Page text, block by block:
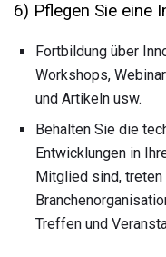
6) Pflegen Sie eine
Fortbildung über
Workshops,
und Artikeln usw.
Behalten Sie die
Entwicklungen in
Mitglied sind,
Treffen und